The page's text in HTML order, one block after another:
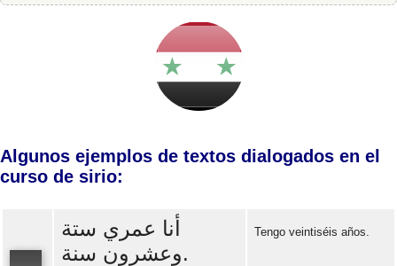
Algunos ejemplos de textos dialogados en el
curso de sirio:
أنا عمري ستة
وعشرون سنة.
Tengo veintiséis años.